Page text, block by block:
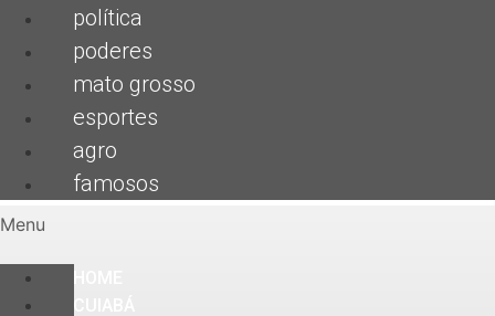
política
poderes
mato grosso
esportes
agro
famosos
Menu